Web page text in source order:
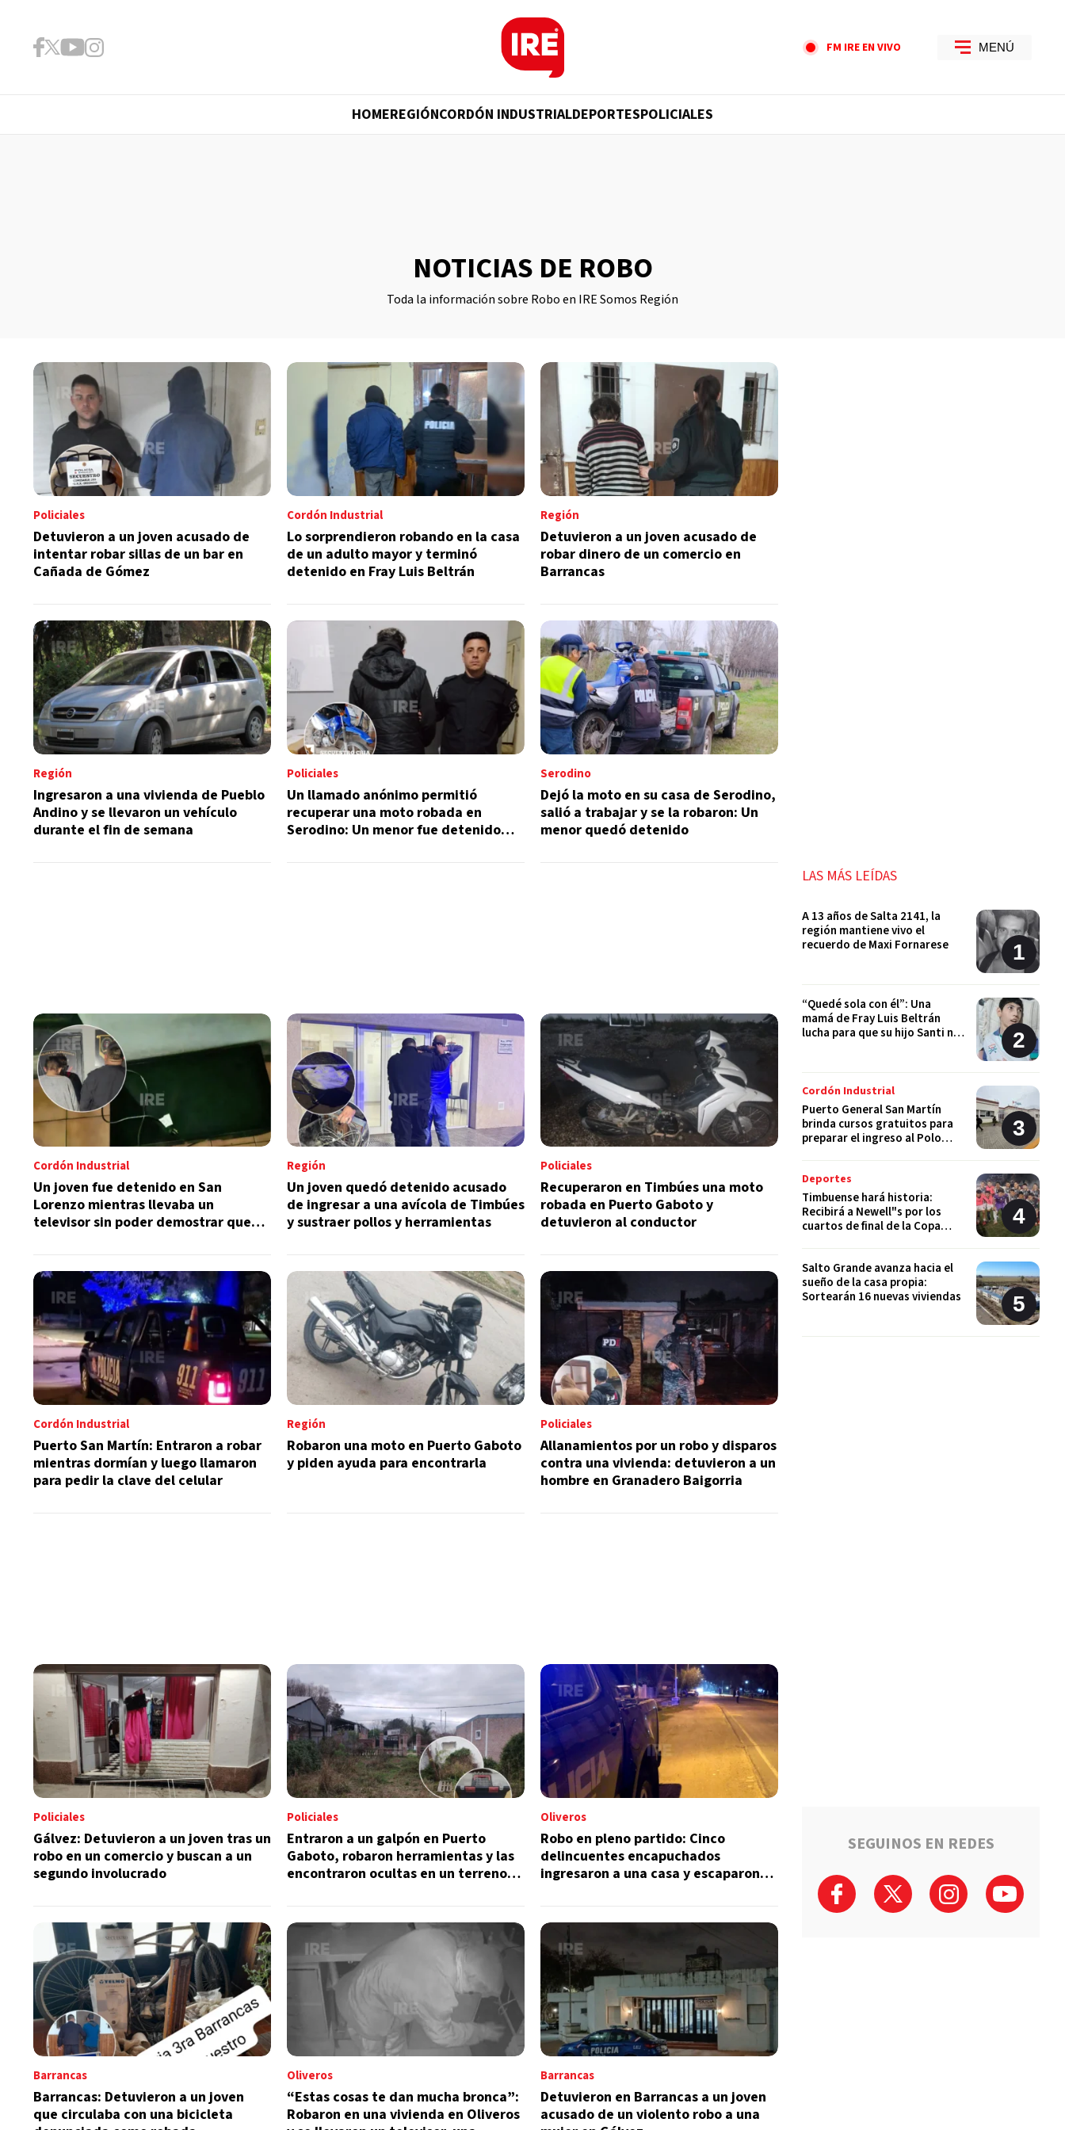
FM IRE EN VIVO MENÚ
HOMEREGIÓNCORDÓN INDUSTRIALDEPORTESPOLICIALES
NOTICIAS DE ROBO
Toda la información sobre Robo en IRE Somos Región
Policiales
Detuvieron a un joven acusado de
intentar robar sillas de un bar en
Cañada de Gómez
Cordón Industrial
Lo sorprendieron robando en la casa
de un adulto mayor y terminó
detenido en Fray Luis Beltrán
Región
Detuvieron a un joven acusado de
robar dinero de un comercio en
Barrancas
Región
Ingresaron a una vivienda de Pueblo
Andino y se llevaron un vehículo
durante el fin de semana
Policiales
Un llamado anónimo permitió
recuperar una moto robada en
Serodino: Un menor fue detenido
Serodino
Dejó la moto en su casa de Serodino,
salió a trabajar y se la robaron: Un
menor quedó detenido
Cordón Industrial
Un joven fue detenido en San
Lorenzo mientras llevaba un
televisor sin poder demostrar que
Región
Un joven quedó detenido acusado
de ingresar a una avícola de Timbúes
y sustraer pollos y herramientas
Policiales
Recuperaron en Timbúes una moto
robada en Puerto Gaboto y
detuvieron al conductor
Cordón Industrial
Puerto San Martín: Entraron a robar
mientras dormían y luego llamaron
para pedir la clave del celular
Región
Robaron una moto en Puerto Gaboto
y piden ayuda para encontrarla
Policiales
Allanamientos por un robo y disparos
contra una vivienda: detuvieron a un
hombre en Granadero Baigorria
Policiales
Gálvez: Detuvieron a un joven tras un
robo en un comercio y buscan a un
segundo involucrado
Policiales
Entraron a un galpón en Puerto
Gaboto, robaron herramientas y las
encontraron ocultas en un terreno
Oliveros
Robo en pleno partido: Cinco
delincuentes encapuchados
ingresaron a una casa y escaparon
Barrancas
Barrancas: Detuvieron a un joven
que circulaba con una bicicleta
Oliveros
“Estas cosas te dan mucha bronca”:
Robaron en una vivienda en Oliveros
Barrancas
Detuvieron en Barrancas a un joven
acusado de un violento robo a una
LAS MÁS LEÍDAS
A 13 años de Salta 2141, la
región mantiene vivo el
recuerdo de Maxi Fornarese
“Quedé sola con él”: Una
mamá de Fray Luis Beltrán
lucha para que su hijo Santi no
Cordón Industrial
Puerto General San Martín
brinda cursos gratuitos para
preparar el ingreso al Polo
Deportes
Timbuense hará historia:
Recibirá a Newell"s por los
cuartos de final de la Copa
Salto Grande avanza hacia el
sueño de la casa propia:
Sortearán 16 nuevas viviendas
SEGUINOS EN REDES